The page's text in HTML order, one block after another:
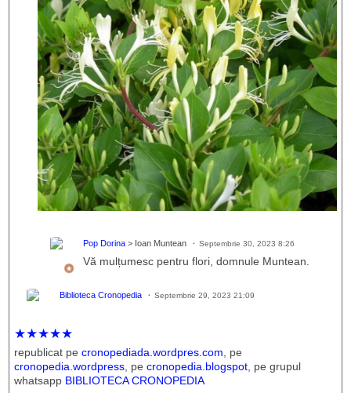
Pop Dorina > Ioan Muntean Septembrie 30, 2023 8:26
Vă mulțumesc pentru flori, domnule Muntean.
Biblioteca Cronopedia Septembrie 29, 2023 21:09
★★★★★
republicat pe cronopediada.wordpres.com , pe
cronopedia.wordpress , pe cronopedia.blogspot , pe grupul
whatsapp BIBLIOTECA CRONOPEDIA